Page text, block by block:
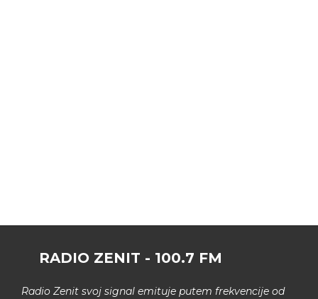
RADIO ZENIT - 100.7 FM
Radio Zenit svoj signal emituje putem frekvencije od